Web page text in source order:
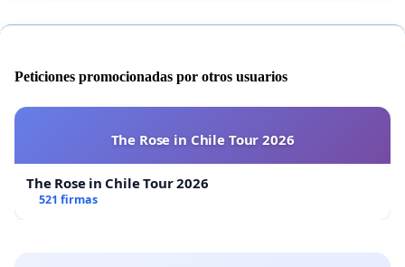
Peticiones promocionadas por otros usuarios
The Rose in Chile Tour 2026
The Rose in Chile Tour 2026
521 firmas